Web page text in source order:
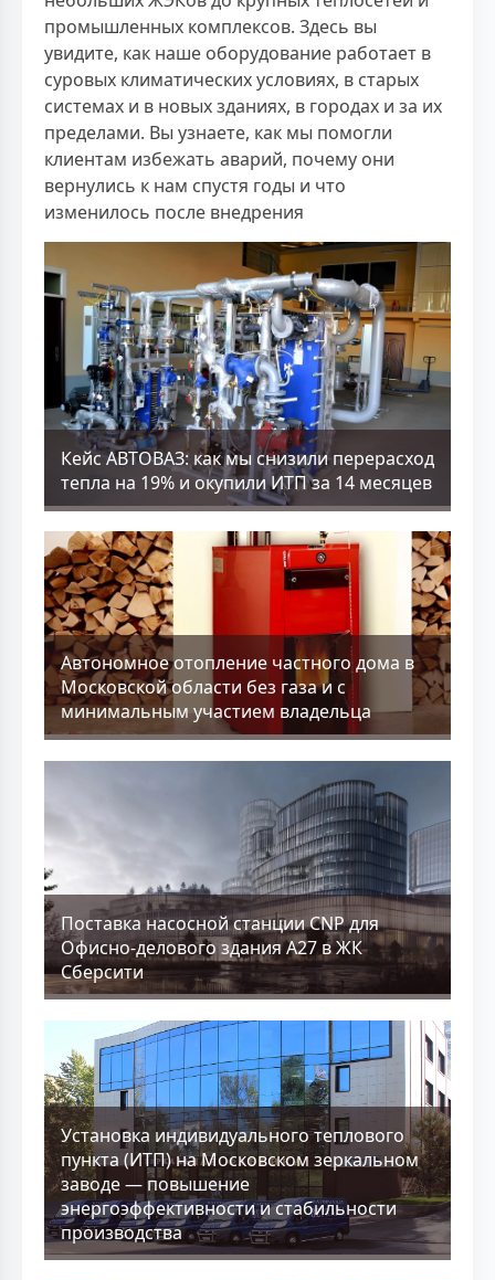
промышленных комплексов. Здесь вы
увидите, как наше оборудование работает в
суровых климатических условиях, в старых
системах и в новых зданиях, в городах и за их
пределами. Вы узнаете, как мы помогли
клиентам избежать аварий, почему они
вернулись к нам спустя годы и что
изменилось после внедрения
Кейс АВТОВАЗ: как мы снизили перерасход
тепла на 19% и окупили ИТП за 14 месяцев
Aвтономное отопление частного дома в
Московской области без газа и с
минимальным участием владельца
Поставка насосной станции CNP для
Офисно-делового здания А27 в ЖК
Сберсити
Установка индивидуального теплового
пункта (ИТП) на Московском зеркальном
заводе — повышение
энергоэффективности и стабильности
производства